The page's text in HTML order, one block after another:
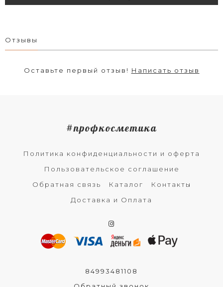
Отзывы
Оставьте первый отзыв! Написать отзыв
#профкосметика
Политика конфиденциальности и оферта
Пользовательское соглашение
Обратная связь
Каталог
Контакты
Доставка и Оплата
84993481108